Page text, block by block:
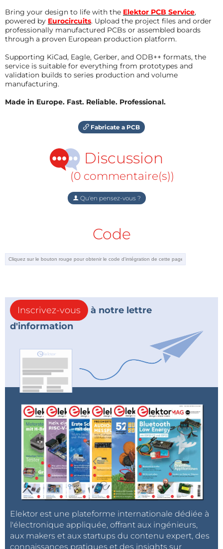
Bring your design to life with the Elektor PCB Service,
powered by Eurocircuits. Upload the project files and order
professionally manufactured PCBs or assembled boards
through a proven European production platform.
Supporting KiCad, Eagle, Gerber, and ODB++ formats, the
service is suitable for everything from prototypes and
validation builds to series production and volume
manufacturing.
Made in Europe. Fast. Reliable. Professional.
Fabricate a PCB
Discussion
(0 commentaire(s))
Qu'en pensez-vous ?
Code
Inscrivez-vous
à notre lettre
d'information
Elektor est une plateforme internationale dédiée à
l'électronique appliquée, offrant aux ingénieurs,
aux makers et aux startups du contenu expert, des
connaissances pratiques et des insights sur